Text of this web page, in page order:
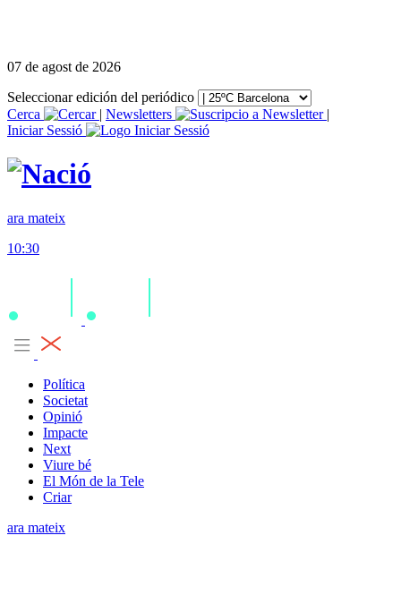
07 de agost de 2026
Seleccionar edición del periódico
Cerca
| Newsletters
|
Iniciar Sessió
ara mateix
10:30
Política
Societat
Opinió
Impacte
Next
Viure bé
El Món de la Tele
Criar
ara mateix